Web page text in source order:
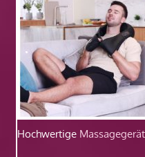
Hochwertige